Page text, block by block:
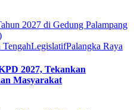
LegislatifPalangka Raya
2027, Tekankan
Masyarakat